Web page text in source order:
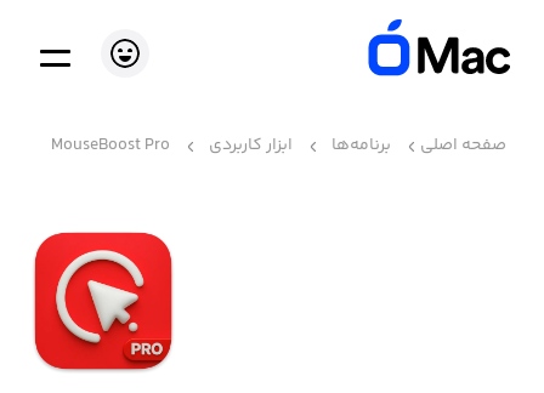
صفحه اصلی برنامه‌ها ابزار کاربردی MouseBoost Pro